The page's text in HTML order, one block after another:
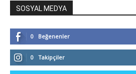
SOSYAL MEDYA
0 Beğenenler
0 Takipçiler